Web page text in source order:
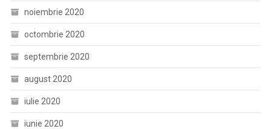
noiembrie 2020
octombrie 2020
septembrie 2020
august 2020
iulie 2020
iunie 2020